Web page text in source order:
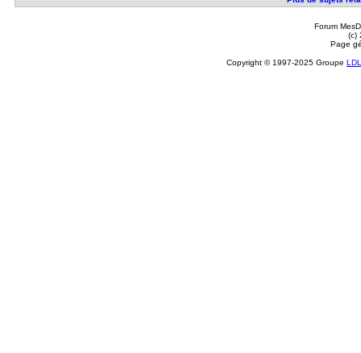
Forum
(c)
Page
Copyright © 1997-2025 Groupe